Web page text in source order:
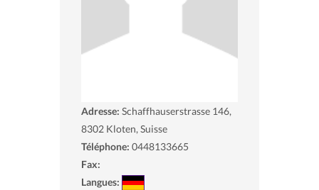
Adresse: Schaffhauserstrasse 146,
8302 Kloten, Suisse
Téléphone: 0448133665
Fax:
Langues: